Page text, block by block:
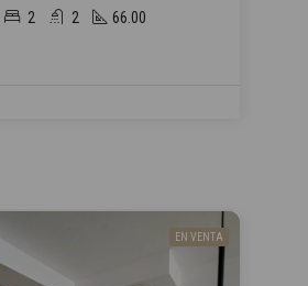
2 2 66.00
EN VENTA